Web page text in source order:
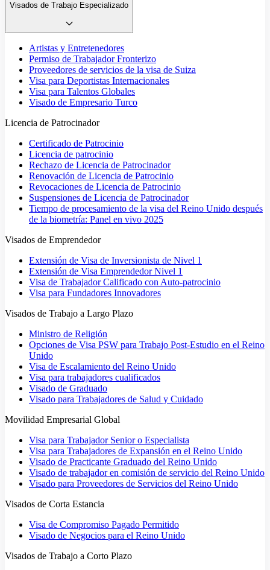
Visados de Trabajo Especializado
Artistas y Entretenedores
Permiso de Trabajador Fronterizo
Proveedores de servicios de la visa de Suiza
Visa para Deportistas Internacionales
Visa para Talentos Globales
Visado de Empresario Turco
Licencia de Patrocinador
Certificado de Patrocinio
Licencia de patrocinio
Rechazo de Licencia de Patrocinador
Renovación de Licencia de Patrocinio
Revocaciones de Licencia de Patrocinio
Suspensiones de Licencia de Patrocinador
Tiempo de procesamiento de la visa del Reino Unido después
de la biometría: Panel en vivo 2025
Visados de Emprendedor
Extensión de Visa de Inversionista de Nivel 1
Extensión de Visa Emprendedor Nivel 1
Visa de Trabajador Calificado con Auto-patrocinio
Visa para Fundadores Innovadores
Visados de Trabajo a Largo Plazo
Ministro de Religión
Opciones de Visa PSW para Trabajo Post-Estudio en el Reino
Unido
Visa de Escalamiento del Reino Unido
Visa para trabajadores cualificados
Visado de Graduado
Visado para Trabajadores de Salud y Cuidado
Movilidad Empresarial Global
Visa para Trabajador Senior o Especialista
Visa para Trabajadores de Expansión en el Reino Unido
Visado de Practicante Graduado del Reino Unido
Visado de trabajador en comisión de servicio del Reino Unido
Visado para Proveedores de Servicios del Reino Unido
Visados de Corta Estancia
Visa de Compromiso Pagado Permitido
Visado de Negocios para el Reino Unido
Visados de Trabajo a Corto Plazo